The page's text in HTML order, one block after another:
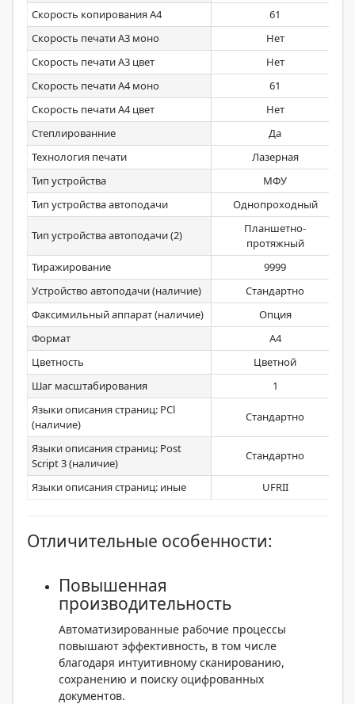
Скорость копирования А4
61
Скорость печати А3 моно
Нет
Скорость печати А3 цвет
Нет
Скорость печати А4 моно
61
Скорость печати А4 цвет
Нет
Степлированние
Да
Технология печати
Лазерная
Тип устройства
МФУ
Тип устройства автоподачи
Однопроходный
Тип устройства автоподачи (2)
Планшетно-
протяжный
Тиражирование
9999
Устройство автоподачи (наличие)
Стандартно
Факсимильный аппарат (наличие)
Опция
Формат
А4
Цветность
Цветной
Шаг масштабирования
1
Языки описания страниц: PCl
(наличие)
Стандартно
Языки описания страниц: Post
Script 3 (наличие)
Стандартно
Языки описания страниц: иные UFRII
Отличительные особенности:
Повышенная
производительность
Автоматизированные рабочие процессы
повышают эффективность, в том числе
благодаря интуитивному сканированию,
сохранению и поиску оцифрованных
документов.